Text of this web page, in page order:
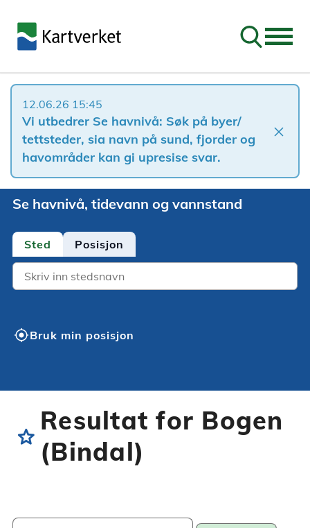
Søk
12.06.26 15:45
Vi utbedrer Se havnivå: Søk på byer/
tettsteder, sia navn på sund, fjorder og
havområder kan gi upresise svar.
close
Se havnivå, tidevann og vannstand
Sted
Posisjon
Location
my_locationBruk min posisjon
star Resultat for Bogen
(Bindal)